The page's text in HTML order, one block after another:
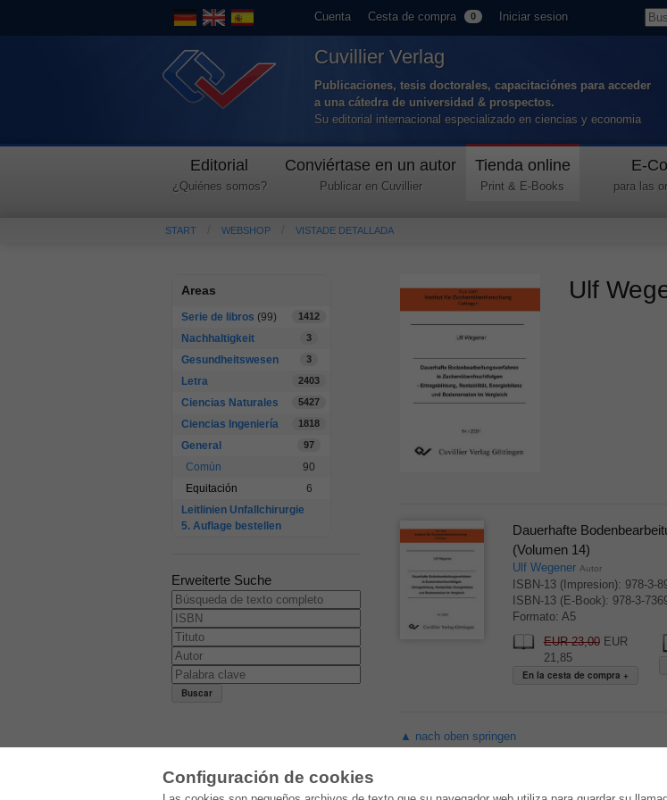
Configuración de cookies
Cuenta Cesta de compra 0 Iniciar sesion
Cuvillier Verlag
Publicaciones, tesis doctorales, capacitaciónes para acceder
a una cátedra de universidad & prospectos.
Su editorial internacional especializado en ciencias y economia
Editorial
¿Quiénes somos?
Conviértase en un autor
Publicar en Cuvillier
Tienda online
Print & E-Books
E-
para las
START WEBSHOP VISTADE DETALLADA
Areas
Serie de libros (99) 1412
Nachhaltigkeit 3
Gesundheitswesen 3
Letra 2403
Ciencias Naturales 5427
Ciencias Ingeniería 1818
General 97
Común
90
Equitación
6
Leitlinien Unfallchirurgie
5. Auflage bestellen
Erweiterte Suche
Ulf
Dauerhafte
(Volumen 14)
Ulf Wegener Autor
ISBN-13 (Impresion): 978-3-
ISBN-13 (E-Book): 978-3-
Formato: A5
EUR 23,00EUR
21,85
▲ nach oben springen
E-COLLECTION